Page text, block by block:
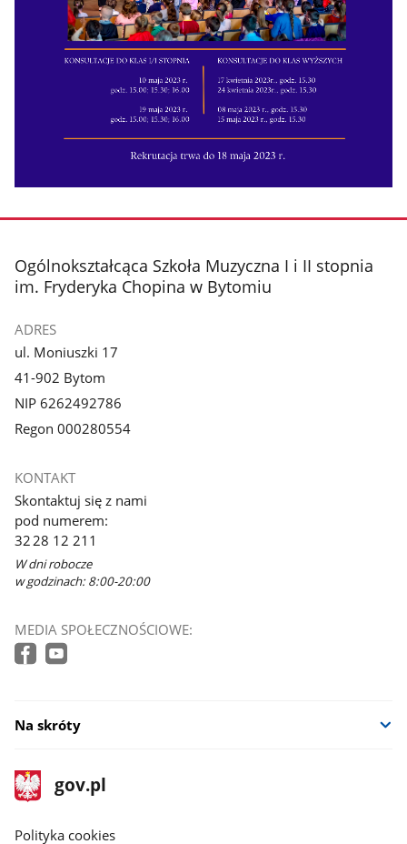
stopka
Ogólnokształcąca Szkoła Muzyczna I i II stopnia
im. Fryderyka Chopina w Bytomiu
ADRES
ul. Moniuszki 17
41-902 Bytom
NIP 6262492786
Regon 000280554
KONTAKT
Skontaktuj się z nami
pod numerem:
32 28 12 211
W dni robocze
w godzinach: 8:00-20:00
MEDIA SPOŁECZNOŚCIOWE:
Na skróty
stopka
gov.pl
Strona
gov.pl
gov.pl
Polityka cookies